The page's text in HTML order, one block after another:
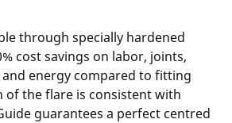
through specially hardened
cost savings on labor, joints,
energy compared to fitting
of the flare is consistent with
guarantees a perfect centred